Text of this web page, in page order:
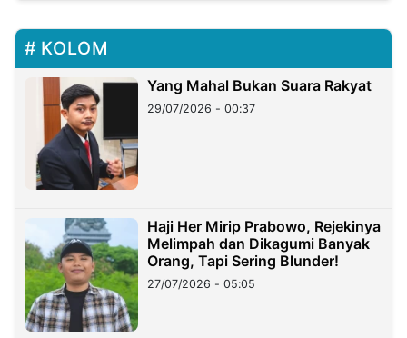
KOLOM
Yang Mahal Bukan Suara Rakyat
29/07/2026 - 00:37
Haji Her Mirip Prabowo, Rejekinya
Melimpah dan Dikagumi Banyak
Orang, Tapi Sering Blunder!
27/07/2026 - 05:05